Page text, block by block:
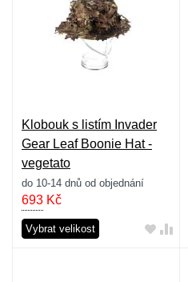
Klobouk s listím Invader
Gear Leaf Boonie Hat -
vegetato
do 10-14 dnů od objednání
693 Kč
Vybrat velikost